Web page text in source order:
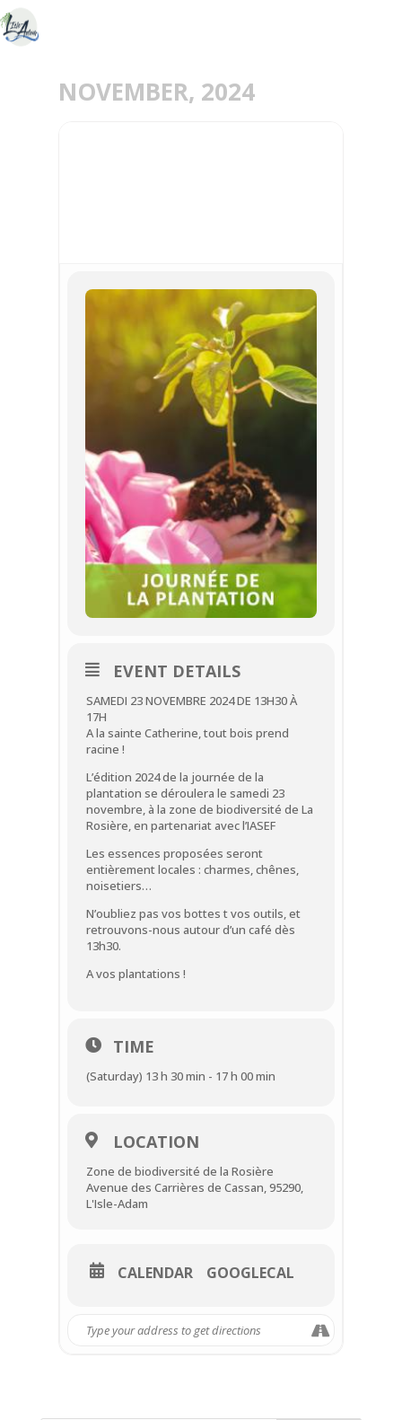
NOVEMBER, 2024
EVENT DETAILS
SAMEDI 23 NOVEMBRE 2024 DE 13H30 À
17H
A la sainte Catherine, tout bois prend
racine !
L’édition 2024 de la journée de la
plantation se déroulera le samedi 23
novembre, à la zone de biodiversité de La
Rosière, en partenariat avec l’IASEF
Les essences proposées seront
entièrement locales : charmes, chênes,
noisetiers…
N’oubliez pas vos bottes t vos outils, et
retrouvons-nous autour d’un café dès
13h30.
A vos plantations !
TIME
(Saturday) 13 h 30 min - 17 h 00 min
LOCATION
Zone de biodiversité de la Rosière
Avenue des Carrières de Cassan, 95290,
L'Isle-Adam
CALENDAR GOOGLECAL